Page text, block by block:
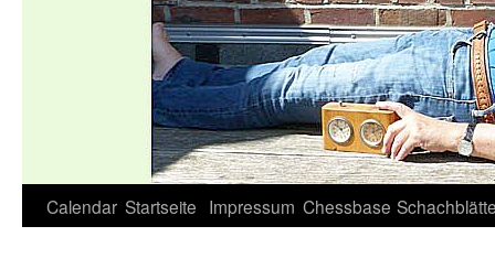
Calendar Startseite Impressum Chessbase